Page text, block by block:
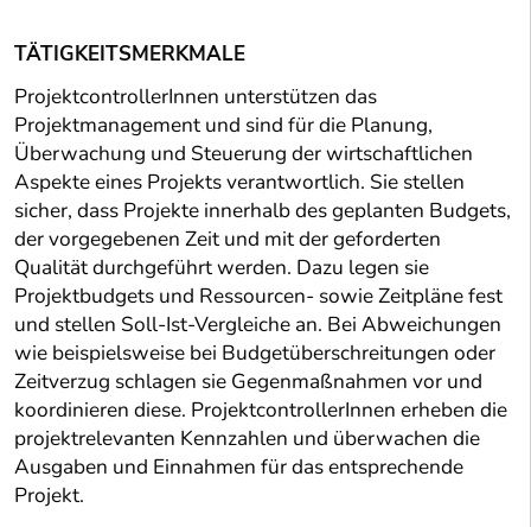
TÄTIGKEITSMERKMALE
ProjektcontrollerInnen unterstützen das
Projektmanagement und sind für die Planung,
Überwachung und Steuerung der wirtschaftlichen
Aspekte eines Projekts verantwortlich. Sie stellen
sicher, dass Projekte innerhalb des geplanten Budgets,
der vorgegebenen Zeit und mit der geforderten
Qualität durchgeführt werden. Dazu legen sie
Projektbudgets und Ressourcen- sowie Zeitpläne fest
und stellen Soll-Ist-Vergleiche an. Bei Abweichungen
wie beispielsweise bei Budgetüberschreitungen oder
Zeitverzug schlagen sie Gegenmaßnahmen vor und
koordinieren diese. ProjektcontrollerInnen erheben die
projektrelevanten Kennzahlen und überwachen die
Ausgaben und Einnahmen für das entsprechende
Projekt.